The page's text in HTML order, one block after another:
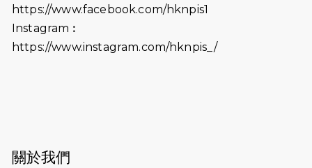
2026-06-18
猛龍長跑隊恆常練習 - 6月18日
2026-06-11
猛龍長跑隊恆常練習 - 6月11日（19:00
2026-05-28
https://www.facebook.com/hknpis1
Instagram︰
https://www.instagram.com/hknpis_/
關於我們